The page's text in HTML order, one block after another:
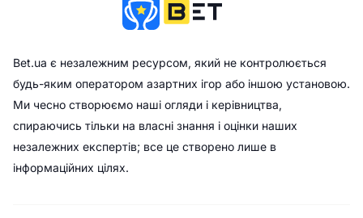
Bet.ua є незалежним ресурсом, який не контролюється
будь-яким оператором азартних ігор або іншою установою.
Ми чесно створюємо наші огляди і керівництва,
спираючись тільки на власні знання і оцінки наших
незалежних експертів; все це створено лише в
інформаційних цілях.